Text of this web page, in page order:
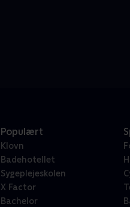
Populært
Klovn
Badehotellet
Sygeplejeskolen
X Factor
Bachelor